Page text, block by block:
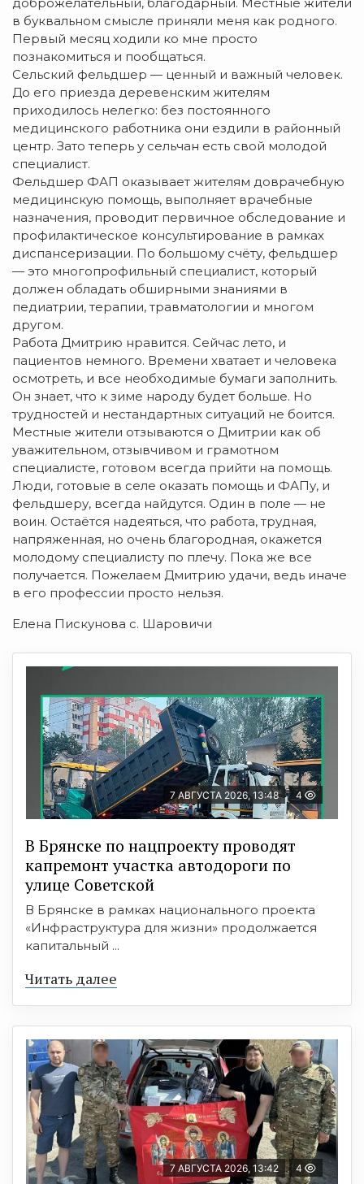
в буквальном смысле приняли меня как родного.
Первый месяц ходили ко мне просто
познакомиться и пообщаться.
Сельский фельдшер — ценный и важный человек.
До его приезда деревенским жителям
приходилось нелегко: без постоянного
медицинского работника они ездили в районный
центр. Зато теперь у сельчан есть свой молодой
специалист.
Фельдшер ФАП оказывает жителям доврачебную
медицинскую помощь, выполняет врачебные
назначения, проводит первичное обследование и
профилактическое консультирование в рамках
диспансеризации. По большому счёту, фельдшер
— это многопрофильный специалист, который
должен обладать обширными знаниями в
педиатрии, терапии, травматологии и многом
другом.
Работа Дмитрию нравится. Сейчас лето, и
пациентов немного. Времени хватает и человека
осмотреть, и все необходимые бумаги заполнить.
Он знает, что к зиме народу будет больше. Но
трудностей и нестандартных ситуаций не боится.
Местные жители отзываются о Дмитрии как об
уважительном, отзывчивом и грамотном
специалисте, готовом всегда прийти на помощь.
Люди, готовые в селе оказать помощь и ФАПу, и
фельдшеру, всегда найдутся. Один в поле — не
воин. Остаётся надеяться, что работа, трудная,
напряженная, но очень благородная, окажется
молодому специалисту по плечу. Пока же все
получается. Пожелаем Дмитрию удачи, ведь иначе
в его профессии просто нельзя.
Елена Пискунова с. Шаровичи
7 АВГУСТА 2026, 13:48 4
В Брянске по нацпроекту проводят
капремонт участка автодороги по
улице Советской
В Брянске в рамках национального проекта
«Инфраструктура для жизни» продолжается
капитальный ...
Читать далее
7 АВГУСТА 2026, 13:42 4